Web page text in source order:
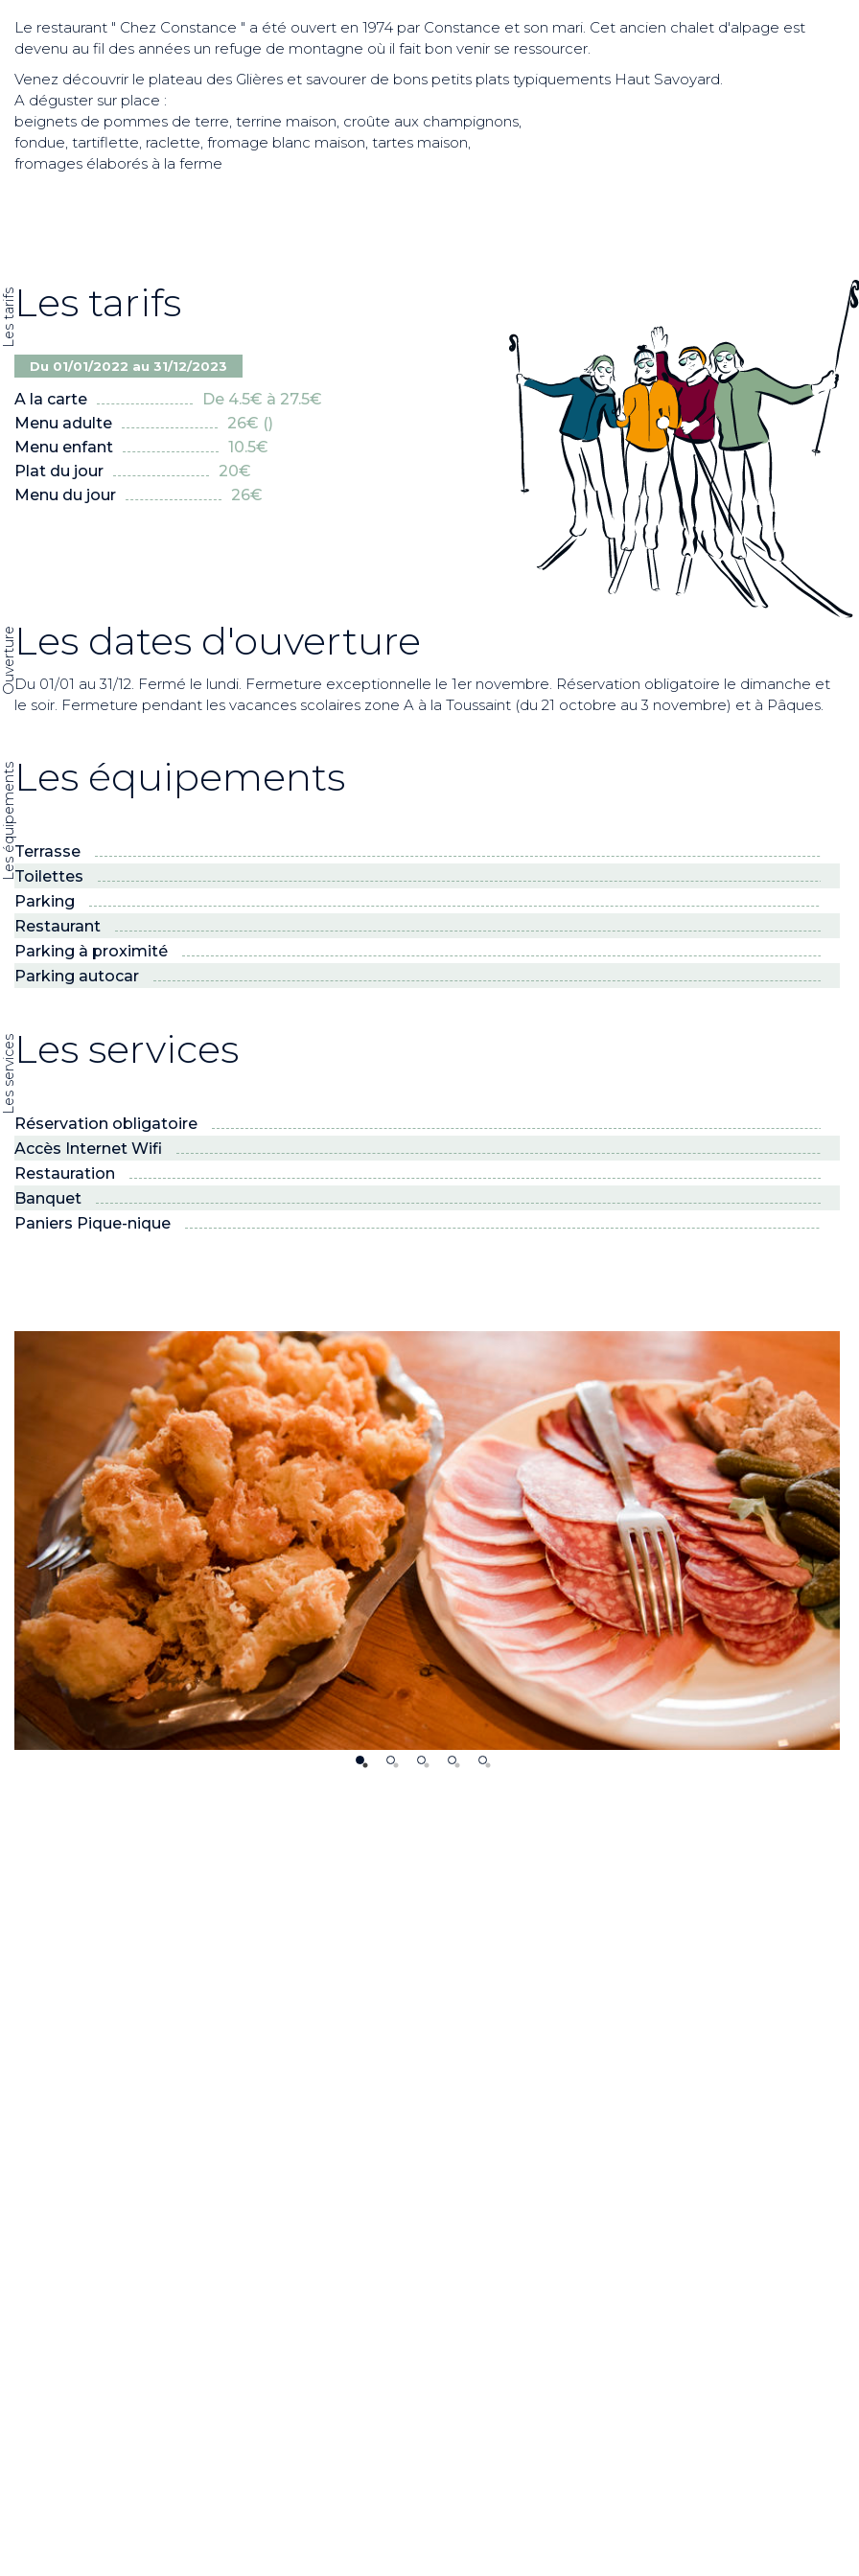
Le restaurant " Chez Constance " a été ouvert en 1974 par Constance et son mari. Cet ancien chalet d'alpage est
devenu au fil des années un refuge de montagne où il fait bon venir se ressourcer.
Venez découvrir le plateau des Glières et savourer de bons petits plats typiquements Haut Savoyard.
A déguster sur place :
beignets de pommes de terre, terrine maison, croûte aux champignons,
fondue, tartiflette, raclette, fromage blanc maison, tartes maison,
fromages élaborés à la ferme
Les tarifsLes tarifs
Du 01/01/2022 au 31/12/2023
A la carte
De 4.5€ à 27.5€
Menu adulte
26€ ()
Menu enfant
10.5€
Plat du jour
20€
Menu du jour
26€
OuvertureLes dates d'ouverture
Du 01/01 au 31/12. Fermé le lundi. Fermeture exceptionnelle le 1er novembre. Réservation obligatoire le dimanche et
le soir. Fermeture pendant les vacances scolaires zone A à la Toussaint (du 21 octobre au 3 novembre) et à Pâques.
Les équipementsLes équipements
Terrasse
Toilettes
Parking
Restaurant
Parking à proximité
Parking autocar
Les servicesLes services
Réservation obligatoire
Accès Internet Wifi
Restauration
Banquet
Paniers Pique-nique